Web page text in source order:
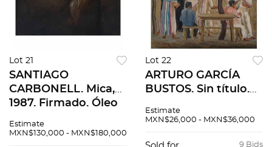
Lot 21
SANTIAGO
CARBONELL. Mica,
1987. Firmado. Óleo
cm
Estimate
MXN$130,000 - MXN$180,000
Lot 22
ARTURO GARCÍA
BUSTOS. Sin título.
83. Óleo sobre tela.
Estimate
MXN$26,000 - MXN$36,000
9 Bids